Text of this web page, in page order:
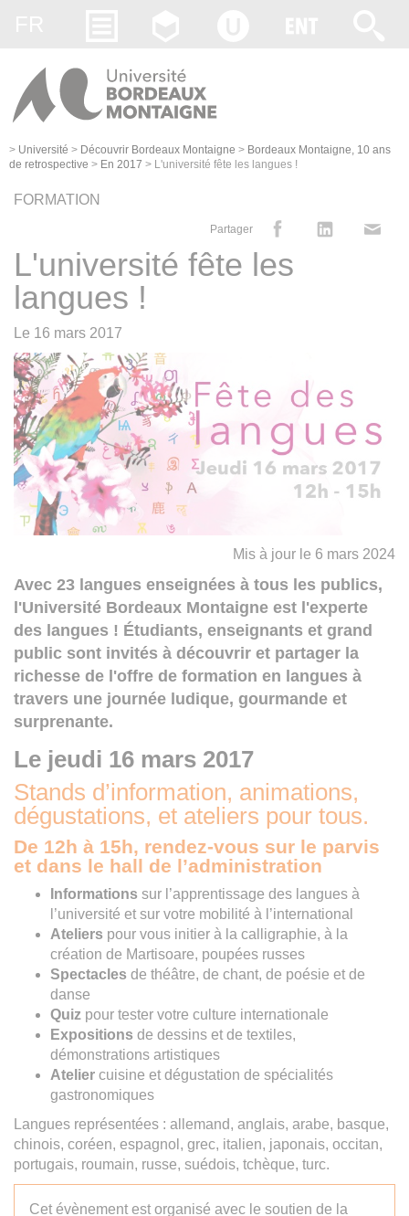
> Université > Découvrir Bordeaux Montaigne > Bordeaux Montaigne, 10 ans
de retrospective > En 2017 > L'université fête les langues !
FORMATION
Partager
L'université fête les
langues !
Le 16 mars 2017
Mis à jour le 6 mars 2024
Avec 23 langues enseignées à tous les publics,
l'Université Bordeaux Montaigne est l'experte
des langues ! Étudiants, enseignants et grand
public sont invités à découvrir et partager la
richesse de l'offre de formation en langues à
travers une journée ludique, gourmande et
surprenante.
Le jeudi 16 mars 2017
Stands d’information, animations,
dégustations, et ateliers pour tous.
De 12h à 15h, rendez-vous sur le parvis
et dans le hall de l’administration
Informations sur l’apprentissage des langues à
l’université et sur votre mobilité à l’international
Ateliers pour vous initier à la calligraphie, à la
création de Martisoare, poupées russes
Spectacles de théâtre, de chant, de poésie et de
danse
Quiz pour tester votre culture internationale
Expositions de dessins et de textiles,
démonstrations artistiques
Atelier cuisine et dégustation de spécialités
gastronomiques
Langues représentées : allemand, anglais, arabe, basque,
chinois, coréen, espagnol, grec, italien, japonais, occitan,
portugais, roumain, russe, suédois, tchèque, turc.
Cet évènement est organisé avec le soutien de la